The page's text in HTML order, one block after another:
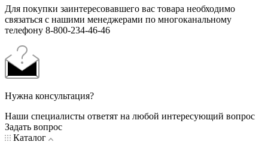
Для покупки заинтересовавшего вас товара необходимо
связаться с нашими менеджерами по многоканальному
телефону 8-800-234-46-46
Нужна консультация?
Наши специалисты ответят на любой интересующий вопрос
Задать вопрос
Каталог